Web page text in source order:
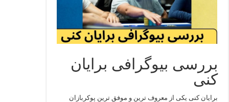
بررسی بیوگرافی برایان
کنی
برایان کنی یکی از معروف‌ ترین و موفق‌ ترین پوکربازان